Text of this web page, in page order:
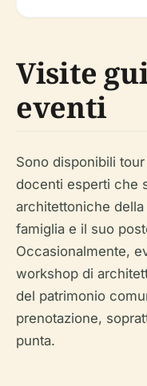
Visite
eventi
Sono disponibili
docenti esperti che
architettoniche
famiglia e il suo
Occasionalmente,
workshop di
del patrimonio
prenotazione,
punta.